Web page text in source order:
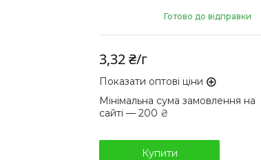
Готово до відправки
3,32 ₴/г
Показати оптові ціни
Мінімальна сума замовлення на
сайті — 200 ₴
Купити